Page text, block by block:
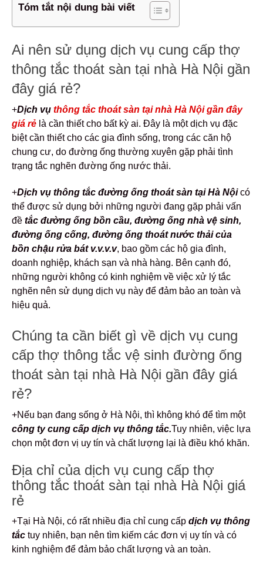
Tóm tắt nội dung bài viết
Ai nên sử dụng dịch vụ cung cấp thợ
thông tắc thoát sàn tại nhà Hà Nội gần
đây giá rẻ?
+Dịch vụ thông tắc thoát sàn tại nhà Hà Nội gần đây
giá rẻ là cần thiết cho bất kỳ ai. Đây là một dịch vụ đặc
biệt cần thiết cho các gia đình sống, trong các căn hộ
chung cư, do đường ống thường xuyên gặp phải tình
trạng tắc nghẽn đường ống nước thải.
+Dịch vụ thông tắc đường ống thoát sàn tại Hà Nộicó
thể được sử dụng bởi những người đang gặp phải vấn
đề tắc đường ống bồn cầu, đường ống nhà vệ sinh,
đường ống cống, đường ống thoát nước thải của
bồn chậu rửa bát v.v.v.v, bao gồm các hộ gia đình,
doanh nghiệp, khách sạn và nhà hàng. Bên cạnh đó,
những người không có kinh nghiệm về việc xử lý tắc
nghẽn nên sử dụng dịch vụ này để đảm bảo an toàn và
hiệu quả.
Chúng ta cần biết gì về dịch vụ cung
cấp thợ thông tắc vệ sinh đường ống
thoát sàn tại nhà Hà Nội gần đây giá
rẻ?
+Nếu bạn đang sống ở Hà Nội, thì không khó để tìm một
công ty cung cấp dịch vụ thông tắc.Tuy nhiên, việc lựa
chọn một đơn vị uy tín và chất lượng lại là điều khó khăn.
Địa chỉ của dịch vụ cung cấp thợ
thông tắc thoát sàn tại nhà Hà Nội giá
rẻ
+Tại Hà Nội, có rất nhiều địa chỉ cung cấp dịch vụ thông
tắc tuy nhiên, bạn nên tìm kiếm các đơn vị uy tín và có
kinh nghiệm để đảm bảo chất lượng và an toàn.